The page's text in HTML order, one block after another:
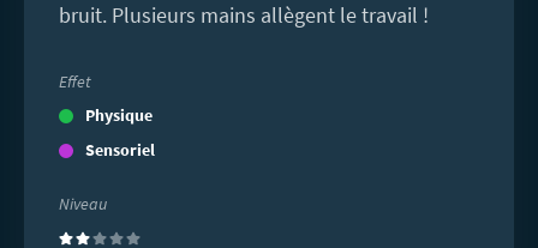
bruit. Plusieurs mains allègent le travail !
Effet
Physique
Sensoriel
Niveau
(2)